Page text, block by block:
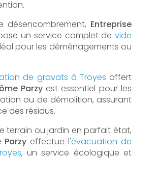
désencombrement, Entreprise
un service complet de vide
pour les déménagements ou
de gravats à Troyes offert
Parzyest essentiel pour les
ou de démolition, assurant
des résidus.
terrain ou jardin en parfait état,
Parzy effectue l'évacuation de
, un service écologique et